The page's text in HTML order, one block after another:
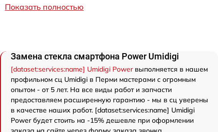
Показать полностью
Замена стекла смартфона Power Umidigi
[dataset:services:name] Umidigi Powerвыполняется в нашем
профильном сц Umidigi в Перми мастерами с огромным
опытом - от 5 лет. На все виды работ и запчасти
предоставляем расширенную гарантию - мы в сц уверены
в качестве наших работ. [dataset:services:name] Umidigi
Power будет стоить на -15% дешевле при оформлении